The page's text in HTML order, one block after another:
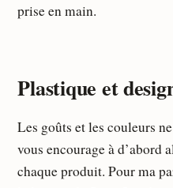
prise en main.
Plastique et
Les goûts et les couleurs
vous encourage à d’abord
chaque produit. Pour ma